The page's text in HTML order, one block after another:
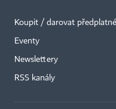
Koupit / darovat předplatné
Eventy
Newslettery
RSS kanály